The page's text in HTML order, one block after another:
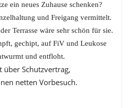
ein neues Zuhause schenken?
und Freigang vermittelt.
Terrasse wäre sehr schön für sie.
gechipt, auf FiV und Leukose
und entfloht.
Schutzvertrag,
netten Vorbesuch.